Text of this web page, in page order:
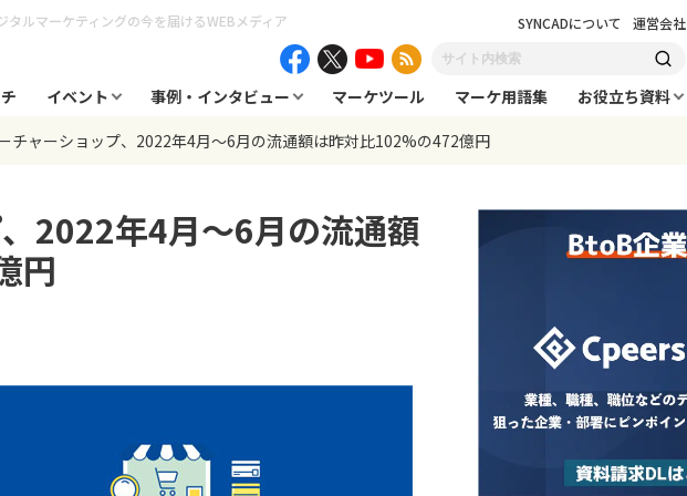
タルマーケティングの今を届けるWEBメディア SYNCADについて 運営会社
イベント 事例・インタビュー マーケツール マーケ用語集
お役立ち資料
チャーショップ、2022年4月〜6月の流通額は昨対比102%の472億円
2022年4月〜6月の流通額
円